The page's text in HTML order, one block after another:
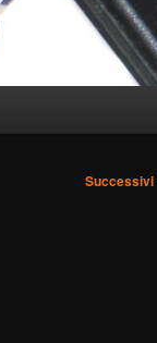
Successivi